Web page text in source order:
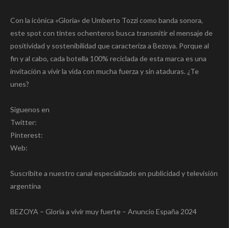
Con la icónica «Gloria» de Umberto Tozzi como banda sonora,
este spot con tintes ochenteros busca transmitir el mensaje de
positividad y sostenibilidad que caracteriza a Bezoya. Porque al
fin y al cabo, cada botella 100% reciclada de esta marca es una
invitación a vivir la vida con mucha fuerza y sin ataduras. ¿Te
unes?
Síguenos en
Twitter:
Pinterest:
Web:
Suscribite a nuestro canal especializado en publicidad y televisión
argentina
BEZOYA – Gloria a vivir muy fuerte – Anuncio España 2024